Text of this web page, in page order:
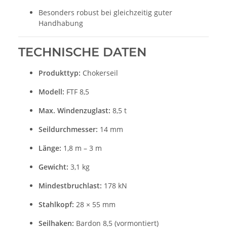
Besonders robust bei gleichzeitig guter
Handhabung
TECHNISCHE DATEN
Produkttyp: Chokerseil
Modell: FTF 8,5
Max. Windenzuglast: 8,5 t
Seildurchmesser: 14 mm
Länge: 1,8 m – 3 m
Gewicht: 3,1 kg
Mindestbruchlast: 178 kN
Stahlkopf: 28 × 55 mm
Seilhaken: Bardon 8,5 (vormontiert)